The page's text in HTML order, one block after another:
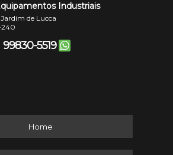
Industriais
de Lucca
240
99830-5519
Home